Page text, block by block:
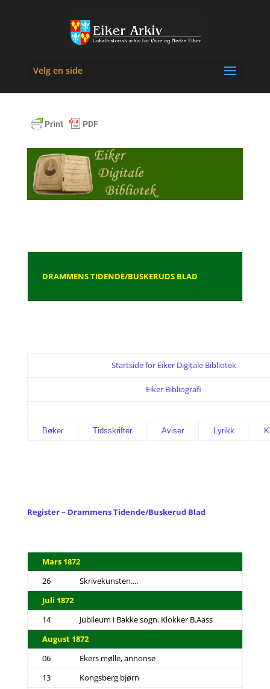
Velg en side
DRAMMENS TIDENDE/BUSKERUDS BLAD
Startside for Eiker Digitale Bibliotek
Eiker Bibliografi
Bøker Tidsskrifter Aviser Lyrikk
Register – Drammens Tidende/Buskerud Blad
Mars 1872
26
Skrivekunsten....
Juli 1872
14
Jubileum i Bakke sogn. Klokker B.Aass
August 1872
06
Ekers mølle, annonse
13
Kongsberg bjørn